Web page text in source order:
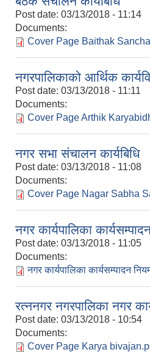
Post date: 03/13/2018 - 11:14
Documents:
Cover Page Baithak
नगरपालिकाको आर्थिक
Post date: 03/13/2018 - 11:11
Documents:
Cover Page Arthik
नगर सभा संचालन कार्यबिधि
Post date: 03/13/2018 - 11:08
Documents:
Cover Page Nagar Sabha
नगर कार्यपालिका
Post date: 03/13/2018 - 11:05
Documents:
नगर कार्यपालिका कार्यसम्पादन
रत्ननगर नगरपालिका नगर
Post date: 03/13/2018 - 10:54
Documents:
Cover Page Karya